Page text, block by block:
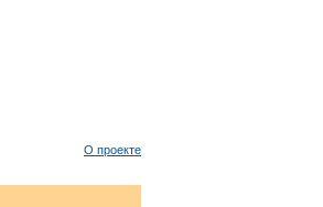
О проекте